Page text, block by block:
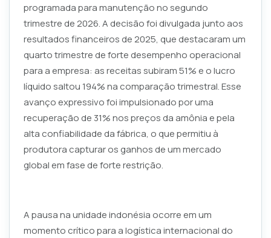
programada para manutenção no segundo
trimestre de 2026. A decisão foi divulgada junto aos
resultados financeiros de 2025, que destacaram um
quarto trimestre de forte desempenho operacional
para a empresa: as receitas subiram 51% e o lucro
líquido saltou 194% na comparação trimestral. Esse
avanço expressivo foi impulsionado por uma
recuperação de 31% nos preços da amônia e pela
alta confiabilidade da fábrica, o que permitiu à
produtora capturar os ganhos de um mercado
global em fase de forte restrição.
A pausa na unidade indonésia ocorre em um
momento crítico para a logística internacional do